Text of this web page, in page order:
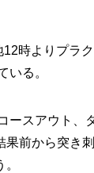
時よりプラ
る。
ースアウト、
前から突き